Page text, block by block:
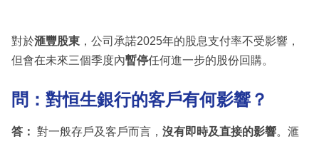
對於滙豐股東 ，公司承諾2025年的股息支付率不受影響，
但會在未來三個季度內暫停任何進一步的股份回購。
問：對恒生銀行的客戶有何影響？
答： 對一般存戶及客戶而言， 沒有即時及直接的影響。滙